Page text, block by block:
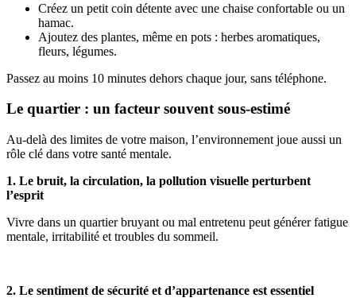
Créez un petit coin détente avec une chaise confortable ou un
hamac.
Ajoutez des plantes, même en pots : herbes aromatiques,
fleurs, légumes.
Passez au moins 10 minutes dehors chaque jour, sans téléphone.
Le quartier : un facteur souvent sous-estimé
Au-delà des limites de votre maison, l’environnement joue aussi un
rôle clé dans votre santé mentale.
1. Le bruit, la circulation, la pollution visuelle perturbent
l’esprit
Vivre dans un quartier bruyant ou mal entretenu peut générer fatigue
mentale, irritabilité et troubles du sommeil.
2. Le sentiment de sécurité et d’appartenance est essentiel